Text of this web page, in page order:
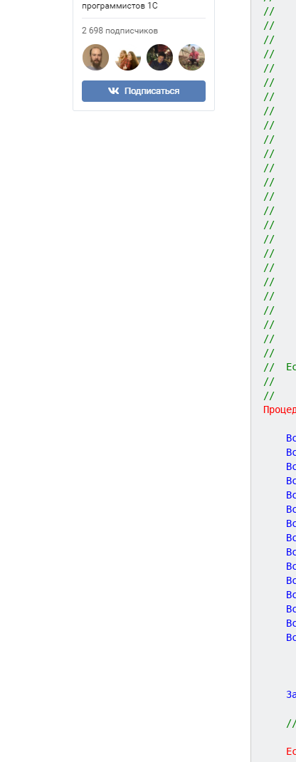
//
//
//
//
//
//    *
//    *
//    *
//    *
//
//    *
//
//
//
//    *
//
//
//
//    *
//
//
//
//
//
//
//
//
//
//